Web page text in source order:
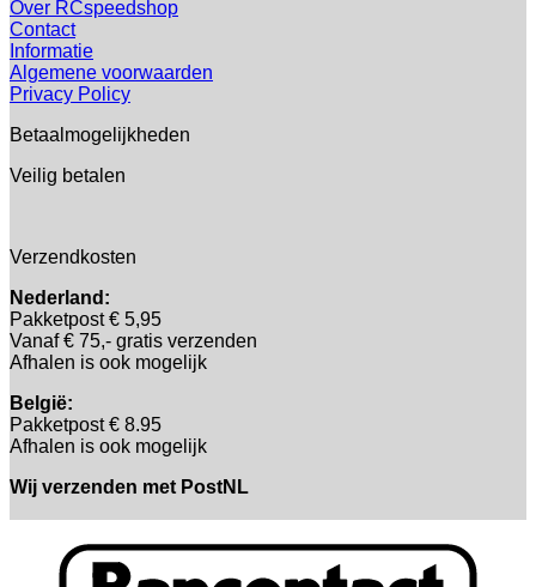
Over RCspeedshop
Contact
Informatie
Algemene voorwaarden
Privacy Policy
Betaalmogelijkheden
Veilig betalen
Verzendkosten
Nederland:
Pakketpost € 5,95
Vanaf € 75,- gratis verzenden
Afhalen is ook mogelijk
België:
Pakketpost € 8.95
Afhalen is ook mogelijk
Wij verzenden met PostNL